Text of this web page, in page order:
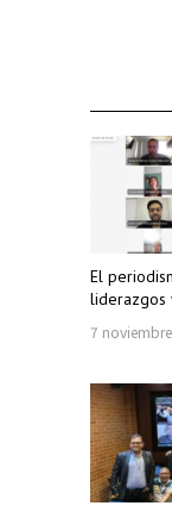
El
liderazgos
7